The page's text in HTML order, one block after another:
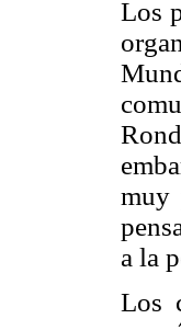
Los
muy
a la
Los